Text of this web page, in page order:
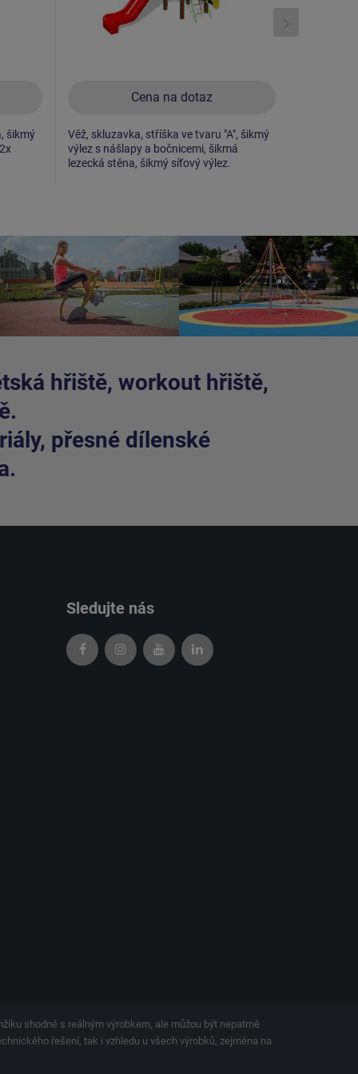
šikmý
Cena na dotaz
Věž, skluzavka, stříška ve tvaru "A", šikmý
výlez s nášlapy a bočnicemi, šikmá
lezecká stěna, šikmý síťový výlez.
hřiště, workout hřiště,
přesné dílenské
Sledujte nás
shodné s reálným výrobkem, ale můžou být nepatrně
řešení, tak i vzhledu u všech výrobků, zejména na